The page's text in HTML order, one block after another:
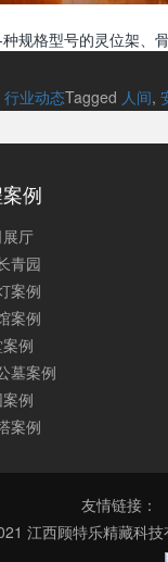
规格型号的灵位架
行业动态Tagged 人间,
例
厅
青园
案例
案例
例
墓案例
例
案例
友情链接：
江西顾特乐精藏科